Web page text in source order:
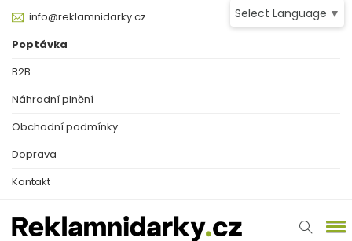
Select Language ▼
info@reklamnidarky.cz
Poptávka
B2B
Náhradní plnění
Obchodní podmínky
Doprava
Kontakt